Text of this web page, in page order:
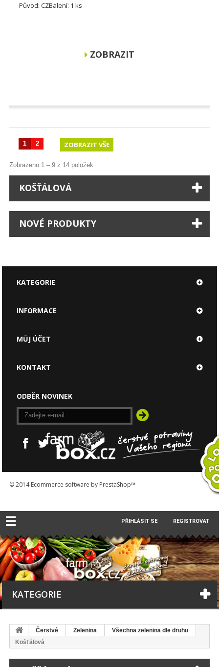
Původ: CZBalení: 1 ks
ZOBRAZIT
ZOBRAZIT VŠE
1 2
Zobrazeno 1 – 9 z 14 položek
KOŠŤÁLOVÁ
NOVÉ PRODUKTY
KATEGORIE
INFORMACE
© 2014Ecommerce software by PrestaShop™
MŮJ ÚČET
KONTAKT
ODBĚR NOVINEK
☰ PŘIHLÁSIT SE REGISTROVAT
KATEGORIE
Čerstvé Zelenina
Všechna zelenina dle druhu
Košťálová